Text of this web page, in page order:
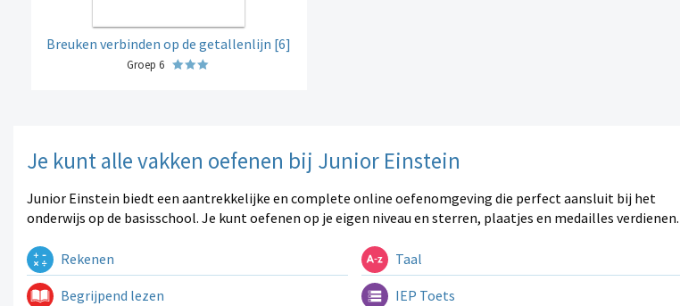
Breuken verbinden op de getallenlijn [6]
Groep 6
Je kunt alle vakken oefenen bij Junior Einstein
Junior Einstein biedt een aantrekkelijke en complete online oefenomgeving die perfect aansluit bij het
onderwijs op de basisschool. Je kunt oefenen op je eigen niveau en sterren, plaatjes en medailles verdienen.
Rekenen Taal
Begrijpend lezen IEP Toets